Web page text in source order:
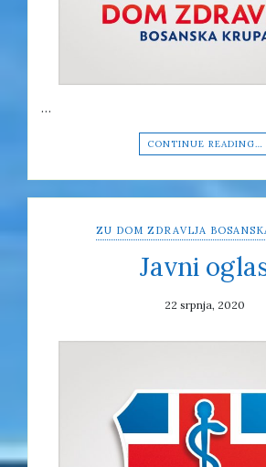
…
CONTINUE READING…
ZU DOM ZDRAVLJA
Javni
22 srpnja, 2020